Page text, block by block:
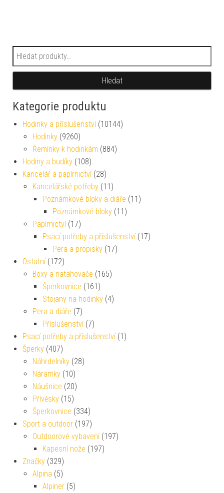
Hledat:
Hledat
Kategorie produktu
Hodinky a příslušenství (10144)
Hodinky (9260)
Řemínky k hodinkám (884)
Hodiny a budíky (108)
Kancelář a papírnictví (28)
Kancelářské potřeby (11)
Poznámkové bloky a diáře (11)
Poznámkové bloky (11)
Papírnictví (17)
Psací potřeby a příslušenství (17)
Pera a propisky (17)
Ostatní (172)
Boxy a natahovače (165)
Šperkovnice (161)
Stojany na hodinky (4)
Pera a diáře (7)
Příslušenství (7)
Psací potřeby a příslušenství (1)
Šperky (407)
Náhrdelníky (28)
Náramky (10)
Náušnice (20)
Přívěsky (15)
Šperkovnice (334)
Sport a outdoor (197)
Outdoorové vybavení (197)
Kapesní nože (197)
Značky (329)
Alpina (5)
Alpiner (5)